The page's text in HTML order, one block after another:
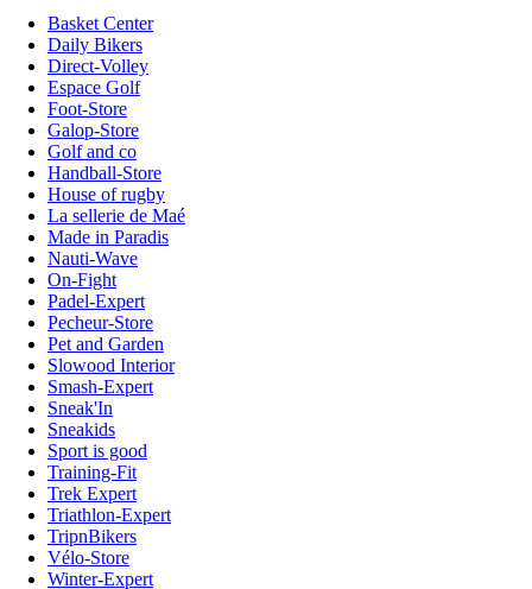
Basket Center
Daily Bikers
Direct-Volley
Espace Golf
Foot-Store
Galop-Store
Golf and co
Handball-Store
House of rugby
La sellerie de Maé
Made in Paradis
Nauti-Wave
On-Fight
Padel-Expert
Pecheur-Store
Pet and Garden
Slowood Interior
Smash-Expert
Sneak'In
Sneakids
Sport is good
Training-Fit
Trek Expert
Triathlon-Expert
TripnBikers
Vélo-Store
Winter-Expert